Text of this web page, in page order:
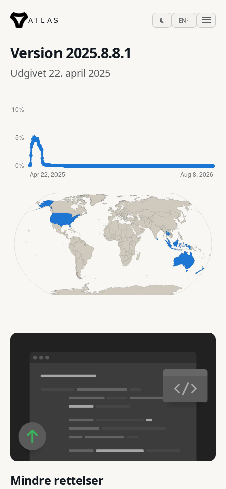
ATLAS EN
Version 2025.8.8.1
Udgivet 22. april 2025
Mindre rettelser